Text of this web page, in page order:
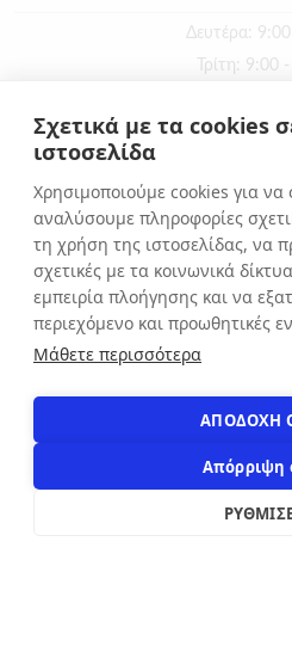
Δευτέρα: 9:00
Τρίτη: 9:00
Πέμπτη:
Σάββατο:
Κυριακή:
ΕΠΙΚΟΙΝΩΝΙΑ
Σχετικά με τα cookies
ιστοσελίδα
Χρησιμοποιούμε cookies για να
αναλύσουμε πληροφορίες
τη χρήση της ιστοσελίδας, να
σχετικές με τα κοινωνικά
εμπειρία πλοήγησης και να
περιεχόμενο και προωθητικές
Μάθετε περισσότερα
ΑΠΟΔΟΧΗ
Απόρριψη